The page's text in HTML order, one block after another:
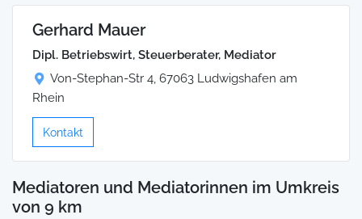
Gerhard Mauer
Dipl. Betriebswirt, Steuerberater, Mediator
Von-Stephan-Str 4, 67063 Ludwigshafen am
Rhein
Kontakt
Mediatoren und Mediatorinnen im Umkreis
von 9 km